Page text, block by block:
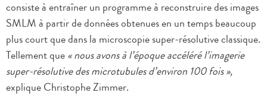
consiste à entraîner un programme à reconstruire des images
SMLM à partir de données obtenues en un temps beaucoup
plus court que dans la microscopie super-résolutive classique.
Tellement que« nous avons à l’époque accéléré l’imagerie
super-résolutive des microtubules d’environ 100 fois »,
explique Christophe Zimmer.